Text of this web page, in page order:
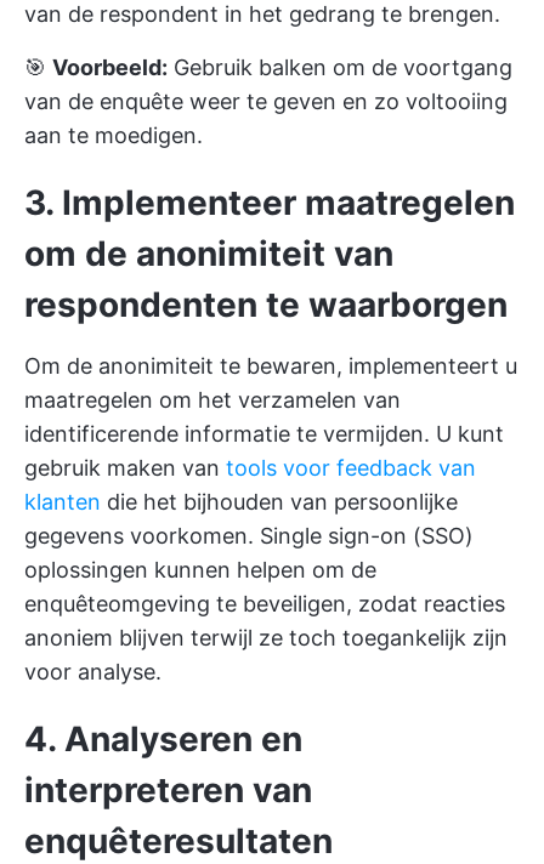
van de respondent in het gedrang te brengen.
🎯 Voorbeeld: Gebruik balken om de voortgang
van de enquête weer te geven en zo voltooiing
aan te moedigen.
3. Implementeer maatregelen
om de anonimiteit van
respondenten te waarborgen
Om de anonimiteit te bewaren, implementeert u
maatregelen om het verzamelen van
identificerende informatie te vermijden. U kunt
gebruik maken van tools voor feedback van
klanten die het bijhouden van persoonlijke
gegevens voorkomen. Single sign-on (SSO)
oplossingen kunnen helpen om de
enquêteomgeving te beveiligen, zodat reacties
anoniem blijven terwijl ze toch toegankelijk zijn
voor analyse.
4. Analyseren en
interpreteren van
enquêteresultaten